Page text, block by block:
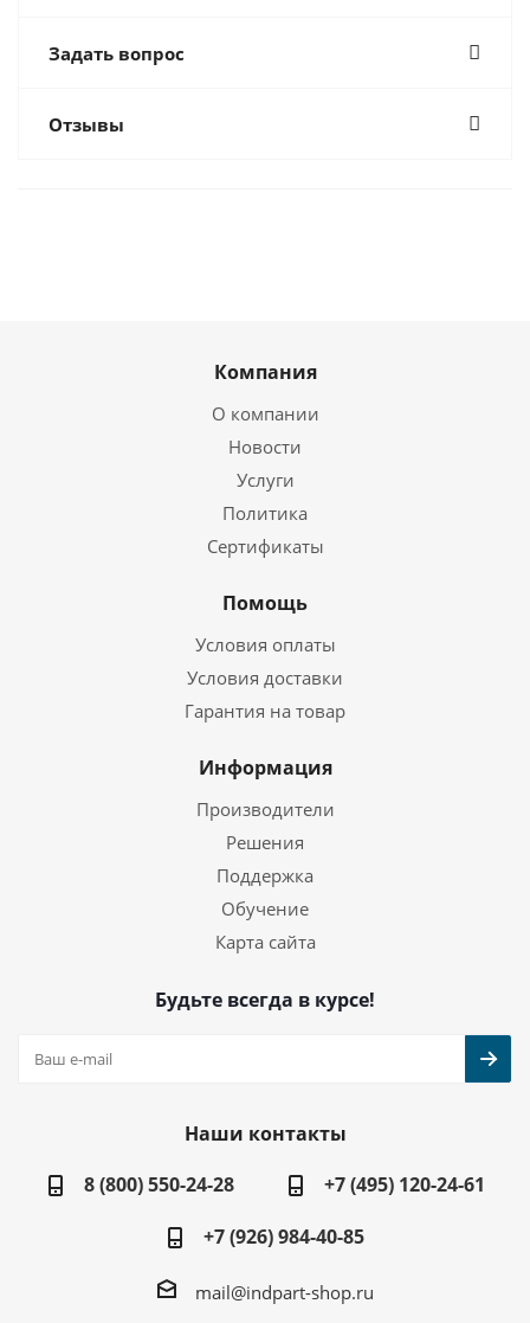
Задать вопрос
Отзывы
Компания
О компании
Новости
Услуги
Политика
Сертификаты
Помощь
Условия оплаты
Условия доставки
Гарантия на товар
Информация
Производители
Решения
Поддержка
Обучение
Карта сайта
Будьте всегда в курсе!
Наши контакты
8 (800) 550-24-28
+7 (495) 120-24-61
+7 (926) 984-40-85
mail@indpart-shop.ru